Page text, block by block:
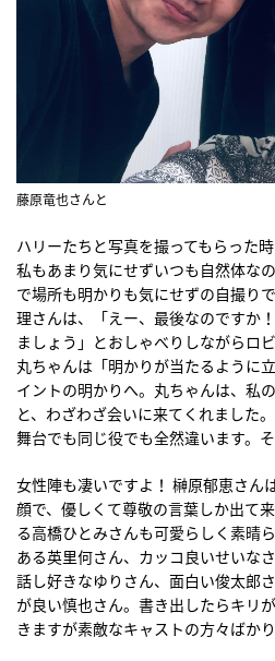
藤原竜也さんと
ハリーたちと写真を撮ってもらった時
私もあまり気にせずいつも自然体な
で場所も明かりも気にせずの自撮りで
理さんは、「えー、最後なのですか
ましょう」とおしゃべりしながらロ
丸ちゃんは「明かりが当たるように
イントの明かりへ。丸ちゃんは、私
と、わざわざ会いに来てくれました。
舞台でも同じ役でも全然違います。
女性陣も凄いですよ！ 榊原郁恵さん
顔で、優しくて尊敬の言葉しか出て
る高橋ひとみさんも可愛らしく素晴
ある英里何さん、カッコ良いせいな
話し好きなゆりさん、面白い俊太郎
が良い慎也さん。書き出したらキリ
きますが素敵なキャストの方々ばか